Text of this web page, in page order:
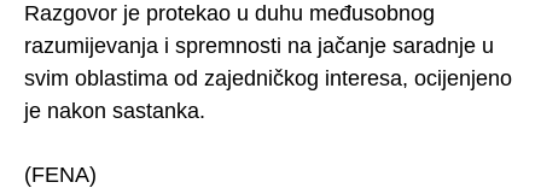
Razgovor je protekao u duhu međusobnog
razumijevanja i spremnosti na jačanje saradnje u
svim oblastima od zajedničkog interesa, ocijenjeno
je nakon sastanka.
(FENA)